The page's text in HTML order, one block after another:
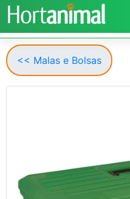
<< Malas e Bolsas